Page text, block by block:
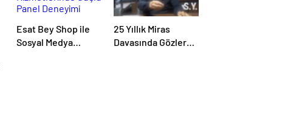
Esat Bey Shop ile
Sosyal Medya
25 Yıllık Miras
Davasında Gözler